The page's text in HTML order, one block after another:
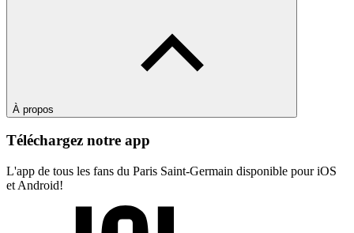
À propos
Téléchargez notre app
L'app de tous les fans du Paris Saint-Germain disponible pour iOS
et Android!